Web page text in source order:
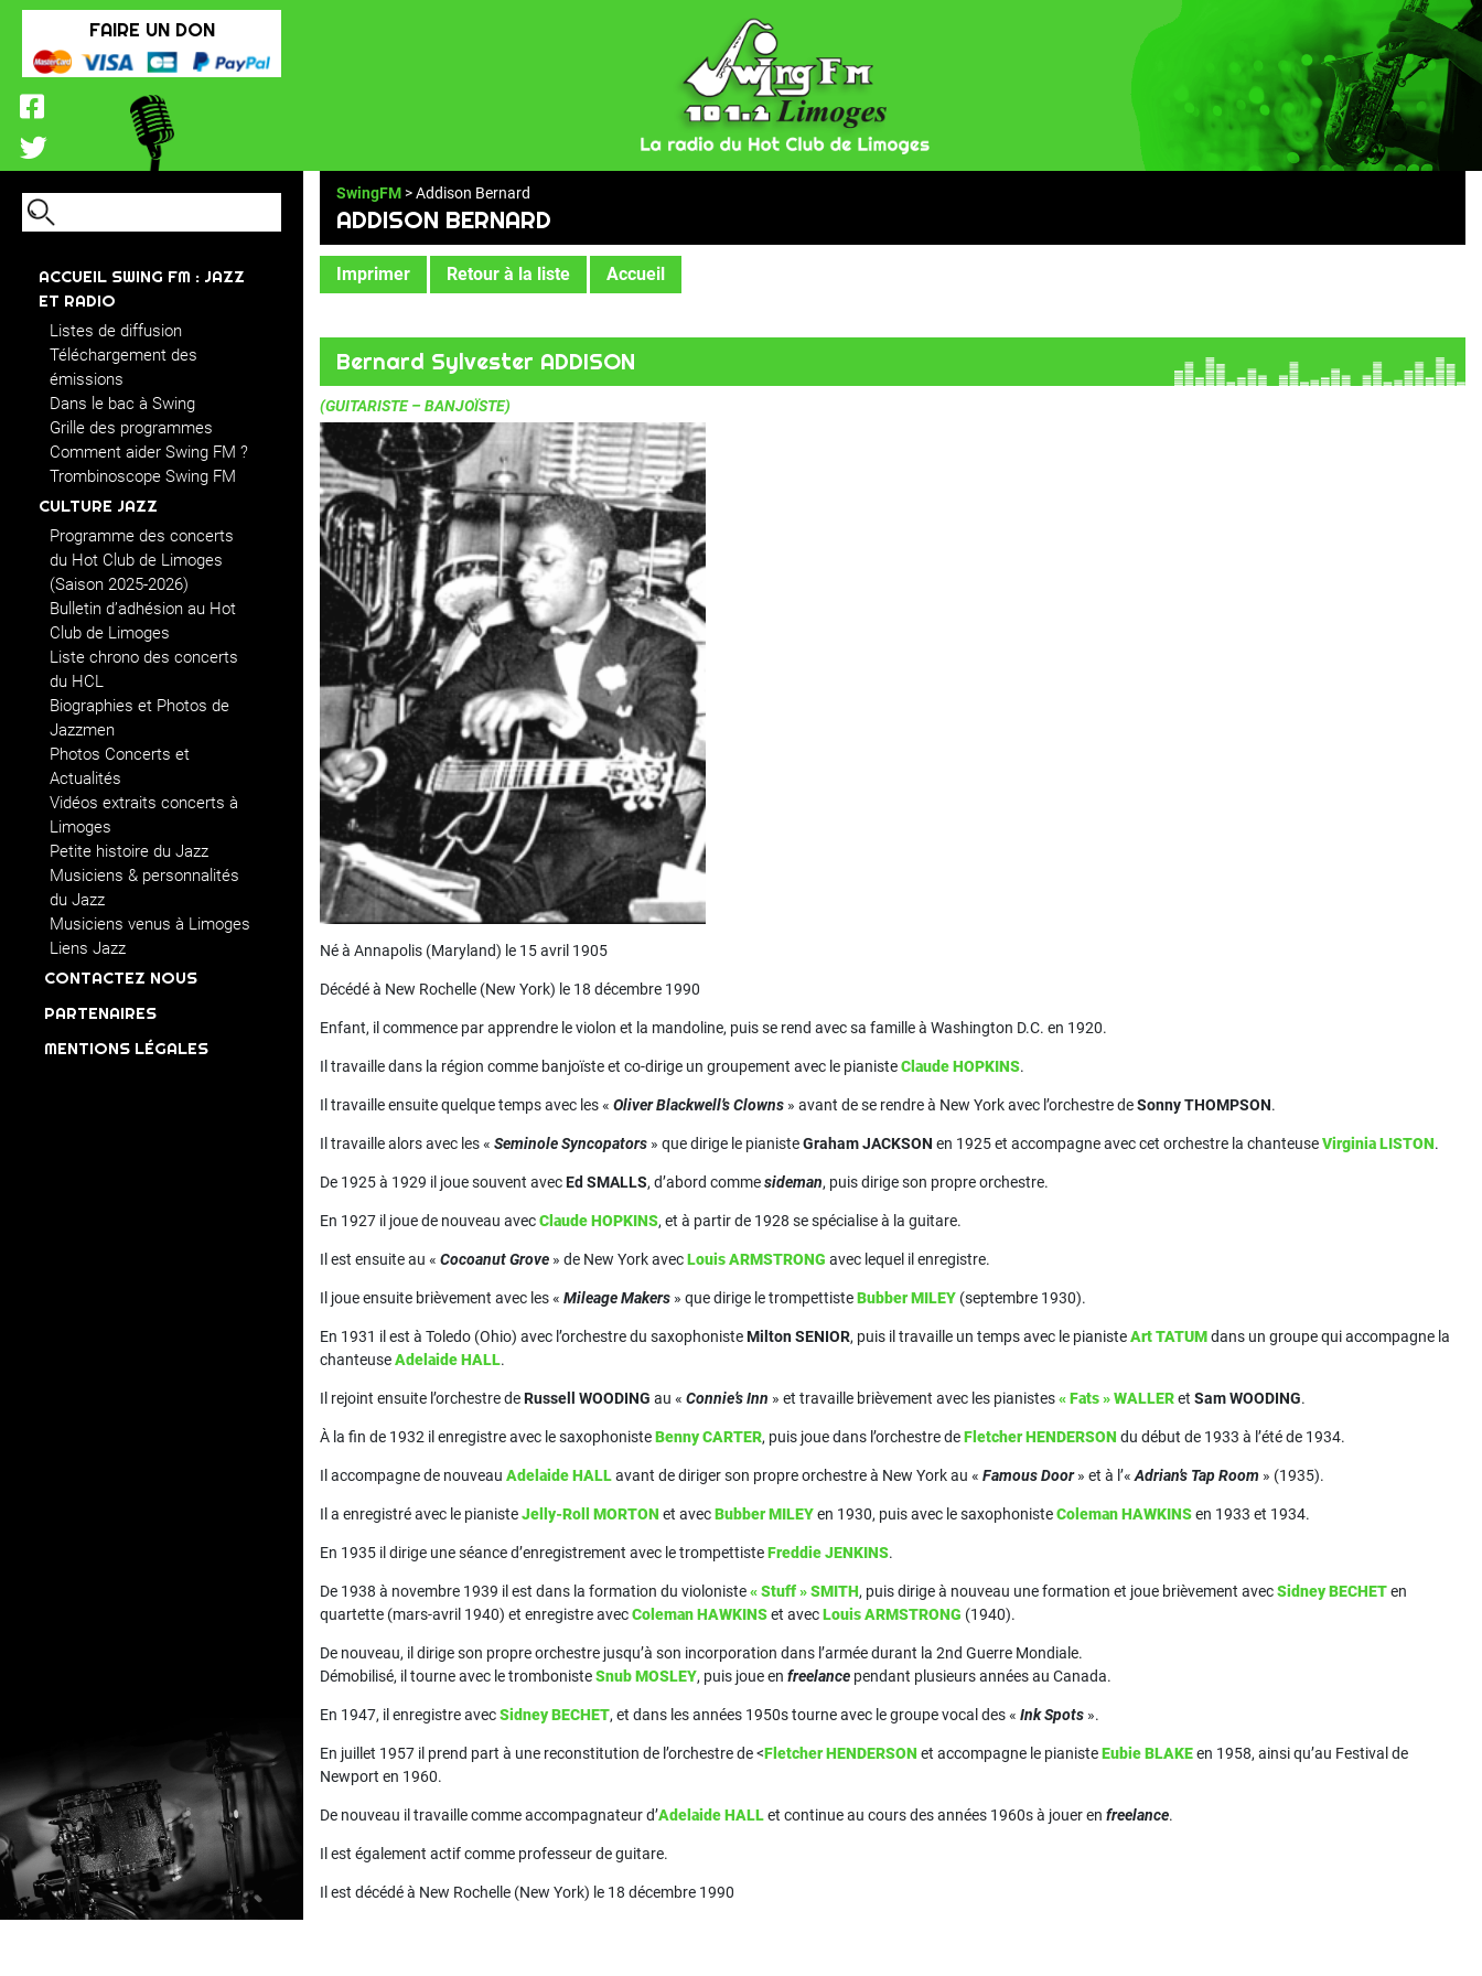
FAIRE UN DON
ACCUEIL SWING FM : JAZZ
ET RADIO
Listes de diffusion
Téléchargement des
émissions
Dans le bac à Swing
Grille des programmes
Comment aider Swing FM ?
Trombinoscope Swing FM
CULTURE JAZZ
Programme des concerts
du Hot Club de Limoges
(Saison 2025-2026)
Bulletin d’adhésion au Hot
Club de Limoges
Liste chrono des concerts
du HCL
Biographies et Photos de
Jazzmen
Photos Concerts et
Actualités
Vidéos extraits concerts à
Limoges
Petite histoire du Jazz
Musiciens & personnalités
du Jazz
Musiciens venus à Limoges
Liens Jazz
CONTACTEZ NOUS
PARTENAIRES
MENTIONS LÉGALES
SwingFM > Addison Bernard
ADDISON BERNARD
Imprimer Retour à la liste Accueil
Bernard Sylvester ADDISON
(GUITARISTE – BANJOÏSTE)
Né à Annapolis (Maryland) le 15 avril 1905
Décédé à New Rochelle (New York) le 18 décembre 1990
Enfant, il commence par apprendre le violon et la mandoline, puis se rend avec sa famille à Washington D.C. en 1920.
Il travaille dans la région comme banjoïste et co-dirige un groupement avec le pianisteClaude HOPKINS.
Il travaille ensuite quelque temps avec les « Oliver Blackwell’s Clowns » avant de se rendre à New York avec l’orchestre deSonny THOMPSON.
Il travaille alors avec les « Seminole Syncopators » que dirige le pianisteGraham JACKSON en 1925 et accompagne avec cet orchestre la chanteuseVirginia LISTON.
De 1925 à 1929 il joue souvent avecEd SMALLS, d’abord commesideman, puis dirige son propre orchestre.
En 1927 il joue de nouveau avecClaude HOPKINS, et à partir de 1928 se spécialise à la guitare.
Il est ensuite au « Cocoanut Grove » de New York avecLouis ARMSTRONG avec lequel il enregistre.
Il joue ensuite brièvement avec les « Mileage Makers » que dirige le trompettisteBubber MILEY (septembre 1930).
En 1931 il est à Toledo (Ohio) avec l’orchestre du saxophonisteMilton SENIOR, puis il travaille un temps avec le pianisteArt TATUMdans un groupe qui accompagne la
chanteuseAdelaide HALL.
Il rejoint ensuite l’orchestre deRussell WOODING au « Connie’s Inn » et travaille brièvement avec les pianistes« Fats » WALLERet Sam WOODING.
À la fin de 1932 il enregistre avec le saxophonisteBenny CARTER, puis joue dans l’orchestre deFletcher HENDERSON du début de 1933 à l’été de 1934.
Il accompagne de nouveau Adelaide HALLavant de diriger son propre orchestre à New York au « Famous Door» et à l’« Adrian’s Tap Room » (1935).
Il a enregistré avec le pianisteJelly-Roll MORTON et avecBubber MILEYen 1930, puis avec le saxophonisteColeman HAWKINSen 1933 et 1934.
En 1935 il dirige une séance d’enregistrement avec le trompettisteFreddie JENKINS.
De 1938 à novembre 1939 il est dans la formation du violoniste« Stuff » SMITH, puis dirige à nouveau une formation et joue brièvement avecSidney BECHETen
quartette (mars-avril 1940) et enregistre avecColeman HAWKINSet avecLouis ARMSTRONG (1940).
De nouveau, il dirige son propre orchestre jusqu’à son incorporation dans l’armée durant la 2nd Guerre Mondiale.
Démobilisé, il tourne avec le trombonisteSnub MOSLEY, puis joue en freelance pendant plusieurs années au Canada.
En 1947, il enregistre avecSidney BECHET, et dans les années 1950s tourne avec le groupe vocal des « Ink Spots ».
En juillet 1957 il prend part à une reconstitution de l’orchestre de <Fletcher HENDERSON et accompagne le pianisteEubie BLAKEen 1958, ainsi qu’au Festival de
Newport en 1960.
De nouveau il travaille comme accompagnateur d’Adelaide HALLet continue au cours des années 1960s à jouer en freelance.
Il est également actif comme professeur de guitare.
Il est décédé à New Rochelle (New York) le 18 décembre 1990